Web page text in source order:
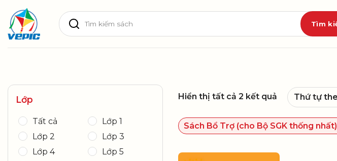
content
Tìm
kiếm:
Lớp
Tất cả
Lớp 1
Lớp 2
Lớp 3
Lớp 4
Lớp 5
Hiển thị tất cả 2 kết quả
Sách Bổ Trợ (cho Bộ SGK thống nhất)